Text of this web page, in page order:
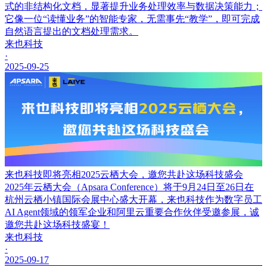
式的非结构化文档，显著提升业务处理效率与数据决策能力；
它像一位“读懂业务”的智能专家，无需事先“教学”，即可完成
自然语言提出的文档处理需求。
来也科技
·
2025-09-25
来也科技即将亮相2025云栖大会，邀您共赴这场科技盛会
2025年云栖大会（Apsara Conference）将于9月24日至26日在
杭州云栖小镇国际会展中心盛大开幕，来也科技作为数字员工
AI Agent领域的领军企业和阿里云重要合作伙伴受邀参展，诚
邀您共赴这场科技盛宴！
来也科技
·
2025-09-17